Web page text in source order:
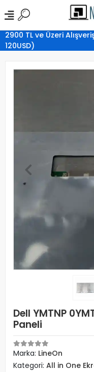
2900 TL ve Üzeri
120USD)
Dell YMTNP
Paneli
Marka: LineOn
Kategori: All in One